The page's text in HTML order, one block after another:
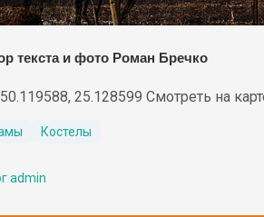
текста и фото Роман Бречко
50.119588, 25.128599 Смотреть на
Костелы
admin